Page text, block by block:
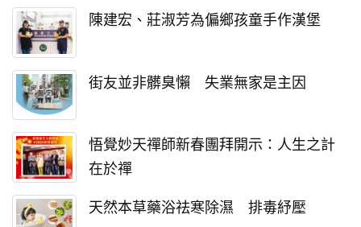
陳建宏、莊淑芳為偏鄉孩童手作漢堡
街友並非髒臭懶 失業無家是主因
悟覺妙天禪師新春團拜開示：人生之計
在於禪
天然本草藥浴祛寒除濕 排毒紓壓